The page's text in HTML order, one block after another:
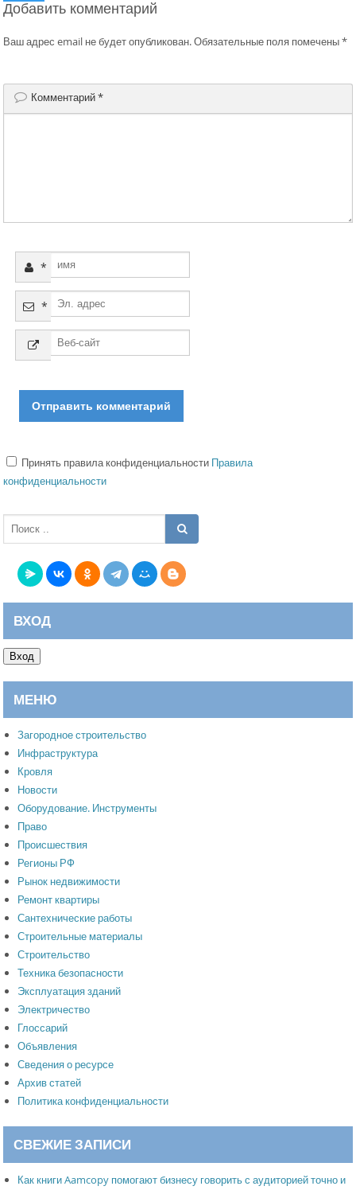
записям
Добавить комментарий
Ваш адрес email не будет опубликован.Обязательные поля помечены*
Комментарий*
*
*
Принять правила конфиденциальности Правила
конфиденциальности
ВХОД
Вход
МЕНЮ
Загородное строительство
Инфраструктура
Кровля
Новости
Оборудование. Инструменты
Право
Происшествия
Регионы РФ
Рынок недвижимости
Ремонт квартиры
Сантехнические работы
Строительные материалы
Строительство
Техника безопасности
Эксплуатация зданий
Электричество
Глоссарий
Объявления
Сведения о ресурсе
Архив статей
Политика конфиденциальности
СВЕЖИЕ ЗАПИСИ
Как книги Aamcopy помогают бизнесу говорить с аудиторией точно и